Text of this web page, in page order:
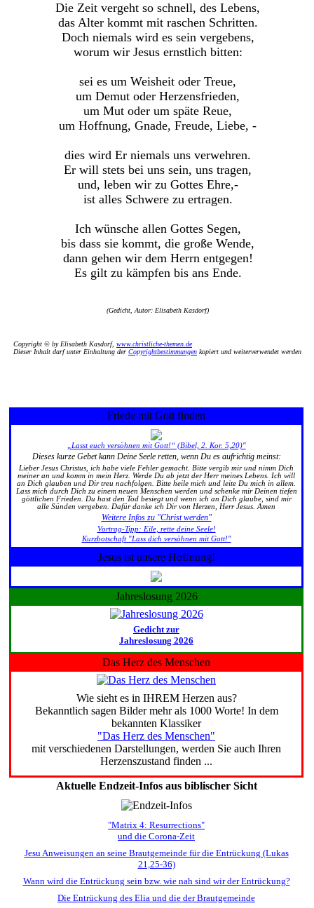
Die Zeit vergeht so schnell, des Lebens,
das Alter kommt mit raschen Schritten.
Doch niemals wird es sein vergebens,
worum wir Jesus ernstlich bitten:
sei es um Weisheit oder Treue,
um Demut oder Herzensfrieden,
um Mut oder um späte Reue,
um Hoffnung, Gnade, Freude, Liebe, -
dies wird Er niemals uns verwehren.
Er will stets bei uns sein, uns tragen,
und, leben wir zu Gottes Ehre,-
ist alles Schwere zu ertragen.
Ich wünsche allen Gottes Segen,
bis dass sie kommt, die große Wende,
dann gehen wir dem Herrn entgegen!
Es gilt zu kämpfen bis ans Ende.
(Gedicht, Autor: Elisabeth Kasdorf)
Copyright © by Elisabeth Kasdorf, www.christliche-themen.de
Dieser Inhalt darf unter Einhaltung der Copyrightbestimmungen kopiert und weiterverwendet werden
Friede mit Gott finden
„Lasst euch versöhnen mit Gott!“ (Bibel, 2. Kor. 5,20)"
Dieses kurze Gebet kann Deine Seele retten, wenn Du es aufrichtig meinst:
Lieber Jesus Christus, ich habe viele Fehler gemacht. Bitte vergib mir und nimm Dich
meiner an und komm in mein Herz. Werde Du ab jetzt der Herr meines Lebens. Ich will
an Dich glauben und Dir treu nachfolgen. Bitte heile mich und leite Du mich in allem.
Lass mich durch Dich zu einem neuen Menschen werden und schenke mir Deinen tiefen
göttlichen Frieden. Du hast den Tod besiegt und wenn ich an Dich glaube, sind mir
alle Sünden vergeben. Dafür danke ich Dir von Herzen, Herr Jesus. Amen
Weitere Infos zu "Christ werden"
Vortrag-Tipp: Eile, rette deine Seele!
Kurzbotschaft "Lass dich versöhnen mit Gott!"
Jesus ist unsere Hoffnung!
Jahreslosung 2026
Gedicht zur
Jahreslosung 2026
Das Herz des Menschen
Wie sieht es in IHREM Herzen aus?
Bekanntlich sagen Bilder mehr als 1000 Worte! In dem
bekannten Klassiker
"Das Herz des Menschen"
mit verschiedenen Darstellungen, werden Sie auch Ihren
Herzenszustand finden ...
Aktuelle Endzeit-Infos aus biblischer Sicht
"Matrix 4: Resurrections"
und die Corona-Zeit
Jesu Anweisungen an seine Brautgemeinde für die Entrückung (Lukas
21,25-36)
Wann wird die Entrückung sein bzw. wie nah sind wir der Entrückung?
Die Entrückung des Elia und die der Brautgemeinde